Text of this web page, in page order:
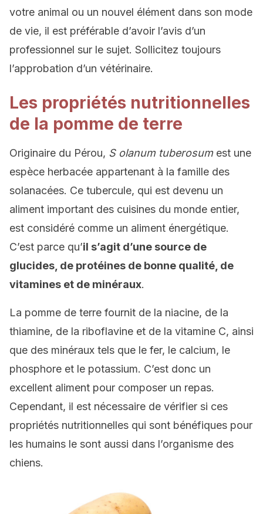
votre animal ou un nouvel élément dans son mode
de vie, il est préférable d’avoir l’avis d’un
professionnel sur le sujet. Sollicitez toujours
l’approbation d’un vétérinaire.
Les propriétés nutritionnelles
de la pomme de terre
Originaire du Pérou, S olanum tuberosumest une
espèce herbacée appartenant à la famille des
solanacées. Ce tubercule, qui est devenu un
aliment important des cuisines du monde entier,
est considéré comme un aliment énergétique.
C’est parce qu’il s’agit d’une source de
glucides, de protéines de bonne qualité, de
vitamines et de minéraux.
La pomme de terre fournit de la niacine, de la
thiamine, de la riboflavine et de la vitamine C, ainsi
que des minéraux tels que le fer, le calcium, le
phosphore et le potassium. C’est donc un
excellent aliment pour composer un repas.
Cependant, il est nécessaire de vérifier si ces
propriétés nutritionnelles qui sont bénéfiques pour
les humains le sont aussi dans l’organisme des
chiens.